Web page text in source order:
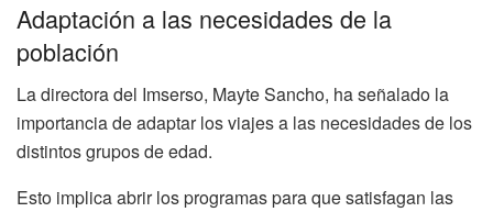
Adaptación a las necesidades de la
población
La directora del Imserso, Mayte Sancho, ha señalado la
importancia de adaptar los viajes a las necesidades de los
distintos grupos de edad.
Esto implica abrir los programas para que satisfagan las